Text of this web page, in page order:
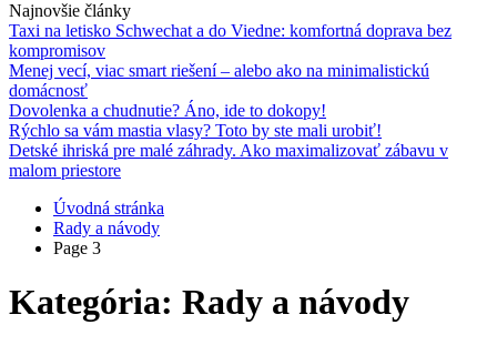
Najnovšie články
Taxi na letisko Schwechat a do Viedne: komfortná doprava bez
kompromisov
Menej vecí, viac smart riešení – alebo ako na minimalistickú
domácnosť
Dovolenka a chudnutie? Áno, ide to dokopy!
Rýchlo sa vám mastia vlasy? Toto by ste mali urobiť!
Detské ihriská pre malé záhrady. Ako maximalizovať zábavu v
malom priestore
Úvodná stránka
Rady a návody
Page 3
Kategória: Rady a návody